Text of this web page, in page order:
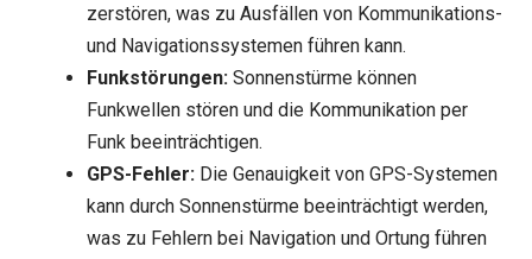
zerstören, was zu Ausfällen von Kommunikations-
und Navigationssystemen führen kann.
Funkstörungen:Sonnenstürme können
Funkwellen stören und die Kommunikation per
Funk beeinträchtigen.
GPS-Fehler:Die Genauigkeit von GPS-Systemen
kann durch Sonnenstürme beeinträchtigt werden,
was zu Fehlern bei Navigation und Ortung führen